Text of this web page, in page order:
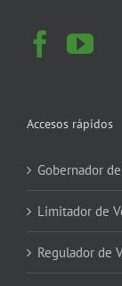
Accesos rápidos
Gobernador
Limitador de
Regulador de